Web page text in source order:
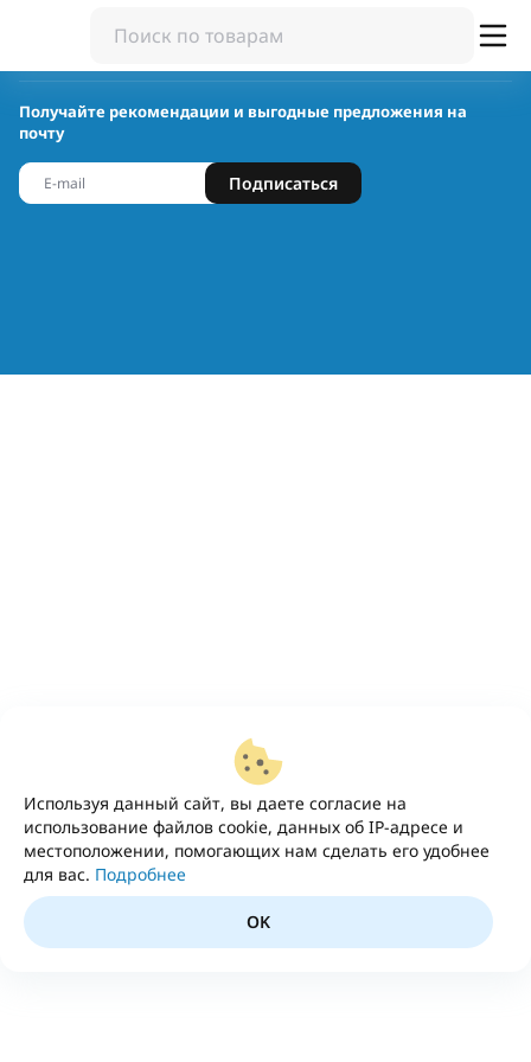
Используя данный сайт, вы даете согласие на
использование файлов cookie, данных об IP-адресе и
местоположении, помогающих нам сделать его удобнее
для вас. Подробнее
OK
Получайте рекомендации и выгодные предложения на
почту
Подписаться